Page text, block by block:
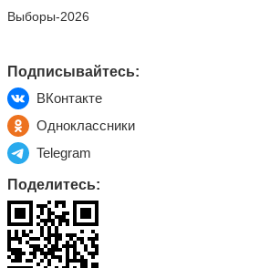
Выборы-2026
Подписывайтесь:
ВКонтакте
Одноклассники
Telegram
Поделитесь: